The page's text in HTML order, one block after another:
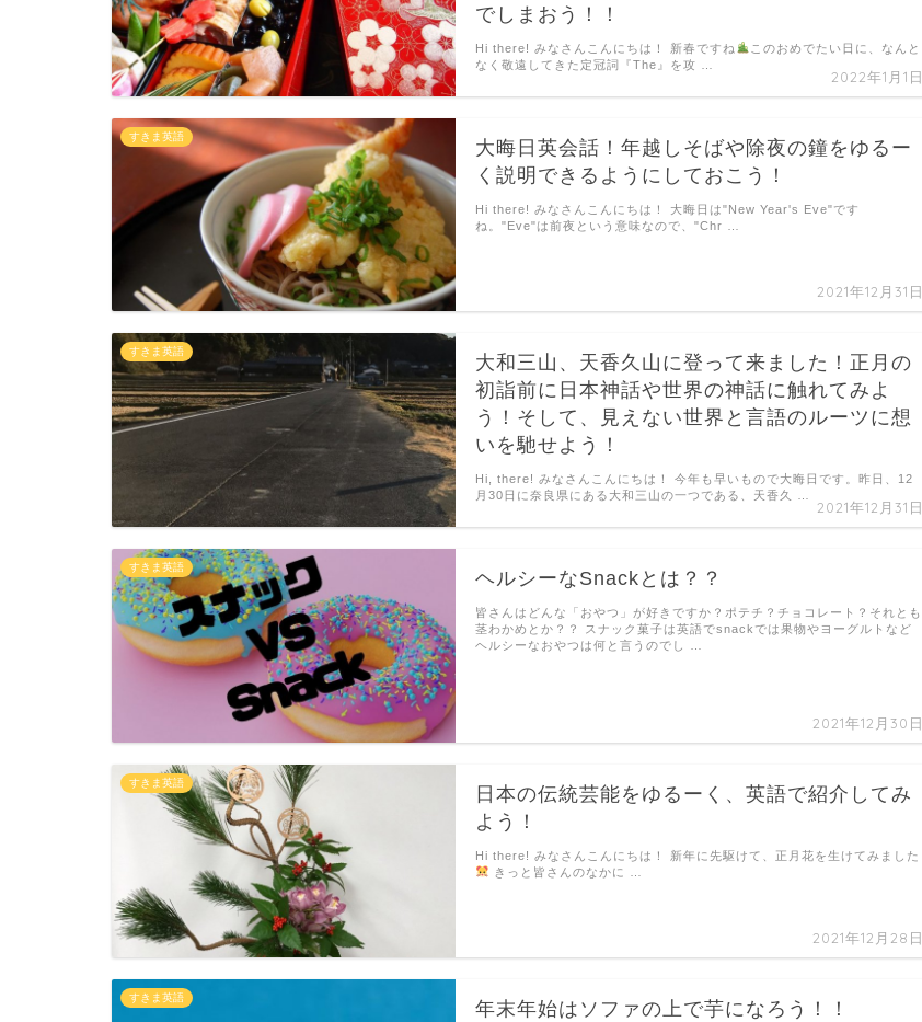
でしまおう！！
2022年1月1日
Hi there! みなさんこんにちは！ 新春ですね
このおめでたい日に、なんと
なく敬遠してきた定冠詞『The』を攻 …
すきま英語
大晦日英会話！年越しそばや除夜の鐘をゆるー
く説明できるようにしておこう！
2021年12月31日
Hi there! みなさんこんにちは！ 大晦日は"New Year's Eve"です
ね。"Eve"は前夜という意味なので、"Chr …
すきま英語
大和三山、天香久山に登って来ました！正月の
初詣前に日本神話や世界の神話に触れてみよ
う！そして、見えない世界と言語のルーツに想
いを馳せよう！
2021年12月31日
Hi, there! みなさんこんにちは！ 今年も早いもので大晦日です。昨日、12
月30日に奈良県にある大和三山の一つである、天香久 …
すきま英語
ヘルシーなSnackとは？？
2021年12月30日
皆さんはどんな「おやつ」が好きですか？ポテチ？チョコレート？それとも
茎わかめとか？？ スナック菓子は英語でsnackでは果物やヨーグルトなど
ヘルシーなおやつは何と言うのでし …
すきま英語
日本の伝統芸能をゆるーく、英語で紹介してみ
よう！
2021年12月28日
Hi there! みなさんこんにちは！ 新年に先駆けて、正月花を生けてみました
きっと皆さんのなかに …
すきま英語
年末年始はソファの上で芋になろう！！